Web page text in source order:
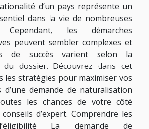
d’un pays représente un
dans la vie de nombreuses
Cependant, les démarches
peuvent sembler complexes et
de succès varient selon la
du dossier. Découvrez dans cet
les stratégies pour maximiser vos
d’une demande de naturalisation
les chances de votre côté
d’expert. Comprendre les
La demande de